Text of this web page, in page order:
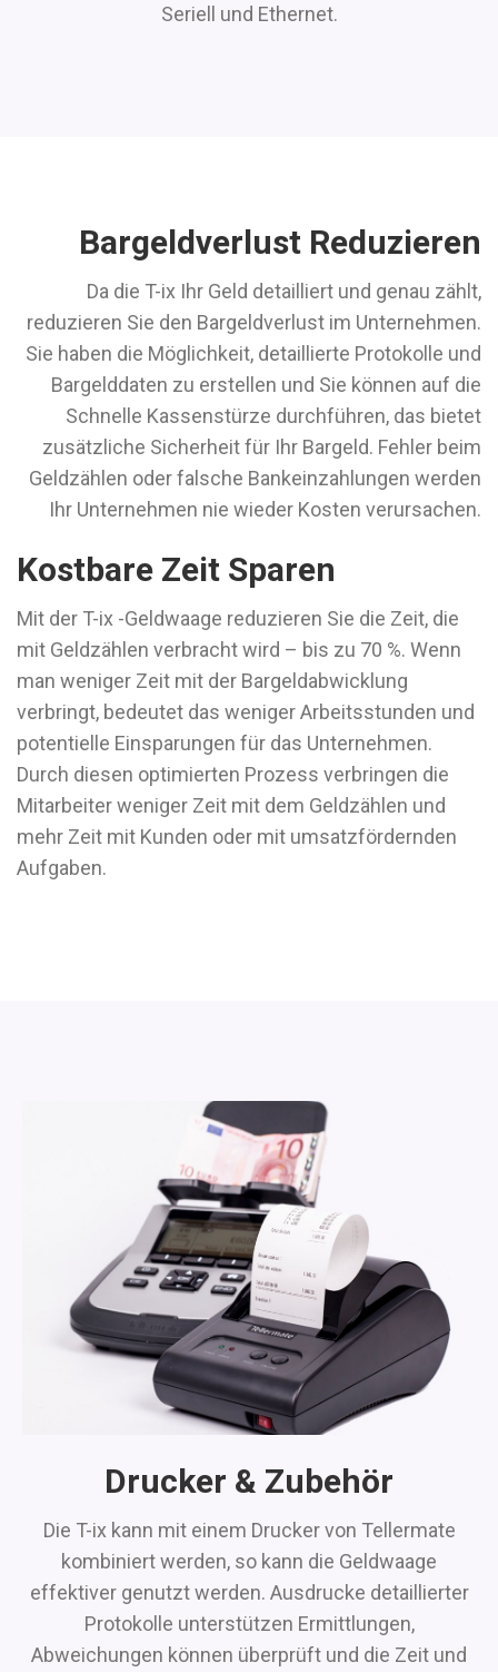
Seriell und Ethernet.
Bargeldverlust Reduzieren
Da die T-ix Ihr Geld detailliert und genau zählt,
reduzieren Sie den Bargeldverlust im Unternehmen.
Sie haben die Möglichkeit, detaillierte Protokolle und
Bargelddaten zu erstellen und Sie können auf die
Schnelle Kassenstürze durchführen, das bietet
zusätzliche Sicherheit für Ihr Bargeld. Fehler beim
Geldzählen oder falsche Bankeinzahlungen werden
Ihr Unternehmen nie wieder Kosten verursachen.
Kostbare Zeit Sparen
Mit der T-ix -Geldwaage reduzieren Sie die Zeit, die
mit Geldzählen verbracht wird – bis zu 70 %. Wenn
man weniger Zeit mit der Bargeldabwicklung
verbringt, bedeutet das weniger Arbeitsstunden und
potentielle Einsparungen für das Unternehmen.
Durch diesen optimierten Prozess verbringen die
Mitarbeiter weniger Zeit mit dem Geldzählen und
mehr Zeit mit Kunden oder mit umsatzfördernden
Aufgaben.
Drucker & Zubehör
Die T-ix kann mit einem Drucker von Tellermate
kombiniert werden, so kann die Geldwaage
effektiver genutzt werden. Ausdrucke detaillierter
Protokolle unterstützen Ermittlungen,
Abweichungen können überprüft und die Zeit und